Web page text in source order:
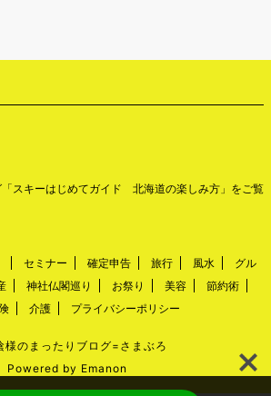
スキーはじめてガイド 北海道の楽しみ方 」をご覧
セミナー 確定申告 旅行 風水
グル
神社仏閣巡り お祭り 美容
節約術
介護 プライバシーポリシー
様のまったりブログ=さまぶろ
Powered by Emanon